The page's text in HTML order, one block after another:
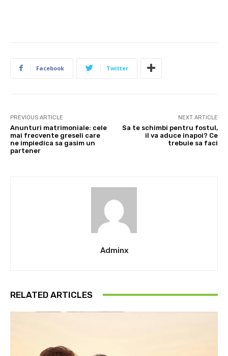
Facebook Twitter
PREVIOUS ARTICLE
Anunturi matrimoniale: cele
mai frecvente greseli care
ne impiedica sa gasim un
partener
NEXT ARTICLE
Sa te schimbi pentru fostul,
il va aduce inapoi? Ce
trebuie sa faci
Adminx
RELATED ARTICLES